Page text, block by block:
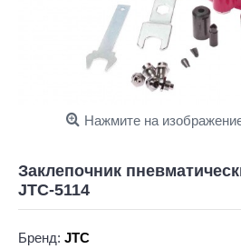
Нажмите на
Заклепочник
JTC-5114
Бренд: JTC